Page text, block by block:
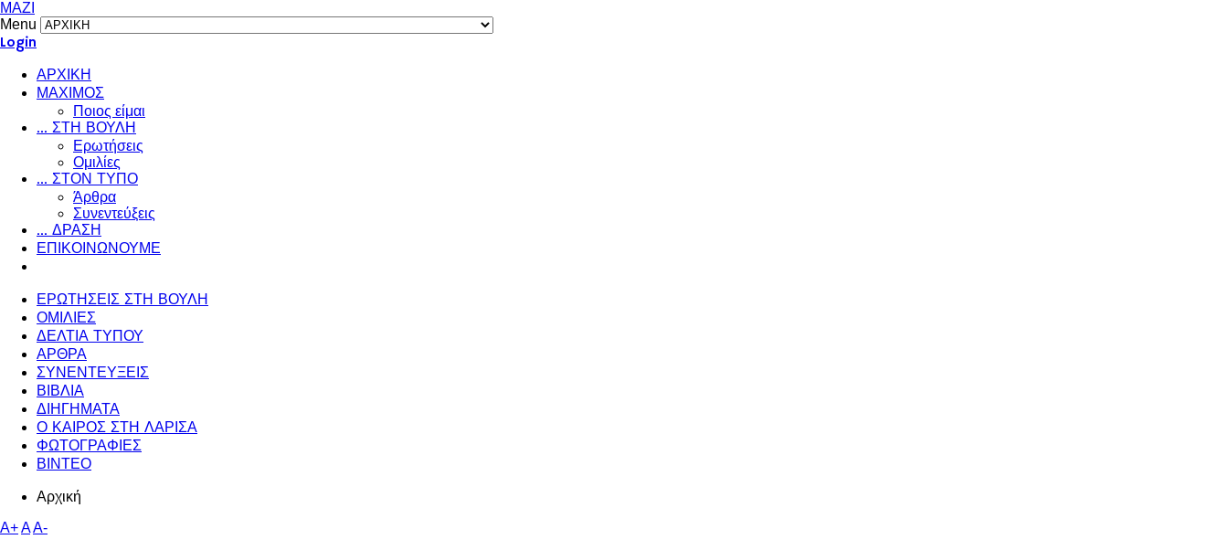
ΜΑΖΙ
Menu
Login
ΑΡΧΙΚΗ
ΜΑΧΙΜΟΣ
Ποιος είμαι
... ΣΤΗ ΒΟΥΛΗ
Ερωτήσεις
Ομιλίες
... ΣΤΟΝ ΤΥΠΟ
Άρθρα
Συνεντεύξεις
... ΔΡΑΣΗ
ΕΠΙΚΟΙΝΩΝΟΥΜΕ
ΕΡΩΤΗΣΕΙΣ ΣΤΗ ΒΟΥΛΗ
ΟΜΙΛΙΕΣ
ΔΕΛΤΙΑ ΤΥΠΟΥ
ΑΡΘΡΑ
ΣΥΝΕΝΤΕΥΞΕΙΣ
ΒΙΒΛΙΑ
ΔΙΗΓΗΜΑΤΑ
Ο ΚΑΙΡΟΣ ΣΤΗ ΛΑΡΙΣΑ
ΦΩΤΟΓΡΑΦΙΕΣ
ΒΙΝΤΕΟ
Αρχική
A+AA-